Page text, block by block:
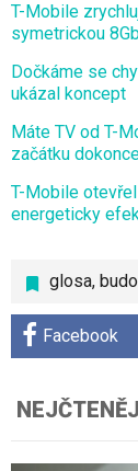
glosa,
Facebook
T-Mobile
symetrickou
Dočkáme se
ukázal koncept
Máte TV od T-
začátku
T-Mobile
energeticky